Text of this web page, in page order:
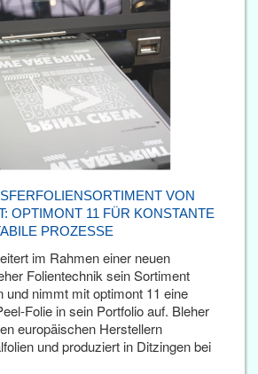
VON
OPTIMONT 11 FÜR KONSTANTE
PROZESSE
im Rahmen einer neuen
Folientechnik sein Sortiment
und nimmt mit optimont 11 eine
Folie in sein Portfolio auf. Bleher
europäischen Herstellern
und produziert in Ditzingen bei